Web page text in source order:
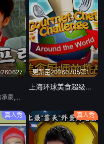
李恩智,柳炳宰,俞承豪,罗英锡
更新至20260705第10期
上海环球美食超级争霸赛
真人秀 真人秀